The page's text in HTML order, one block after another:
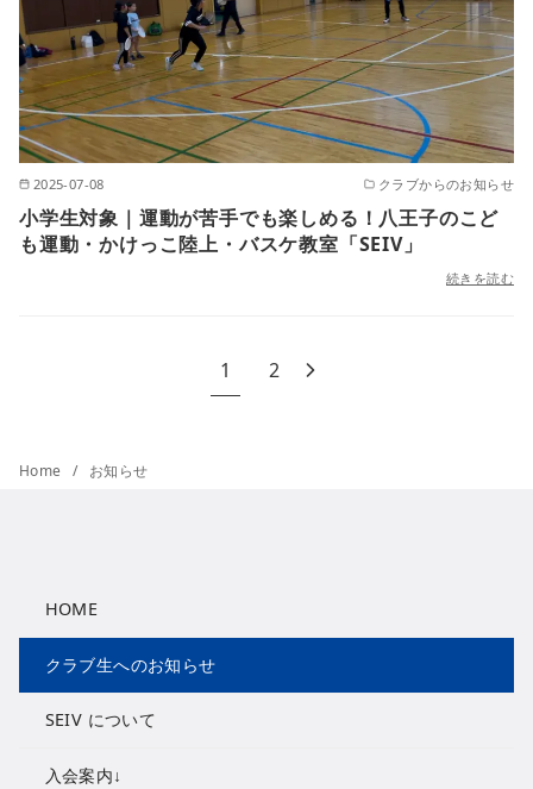
2025-07-08 クラブからのお知らせ
小学生対象｜運動が苦手でも楽しめる！八王子のこど
も運動・かけっこ陸上・バスケ教室「SEIV」
続きを読む
1 2
Home お知らせ
HOME
クラブ生へのお知らせ
SEIV について
入会案内↓